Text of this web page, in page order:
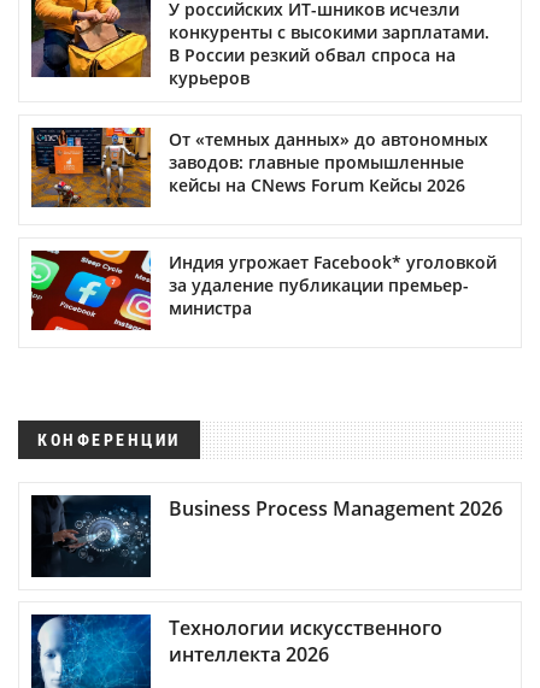
У российских ИТ-шников исчезли
конкуренты с высокими зарплатами.
В России резкий обвал спроса на
курьеров
От «темных данных» до автономных
заводов: главные промышленные
кейсы на CNews Forum Кейсы 2026
Индия угрожает Facebook* уголовкой
за удаление публикации премьер-
министра
КОНФЕРЕНЦИИ
Business Process Management 2026
Технологии искусственного
интеллекта 2026